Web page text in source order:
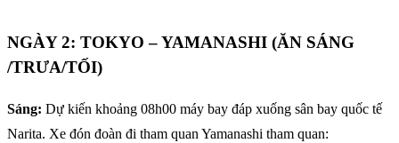
NGÀY 2: TOKYO – YAMANASHI (ĂN SÁNG
/TRƯA/TỐI)
Sáng: Dự kiến khoảng 08h00 máy bay đáp xuống sân bay quốc tế
Narita. Xe đón đoàn đi tham quan Yamanashi tham quan: